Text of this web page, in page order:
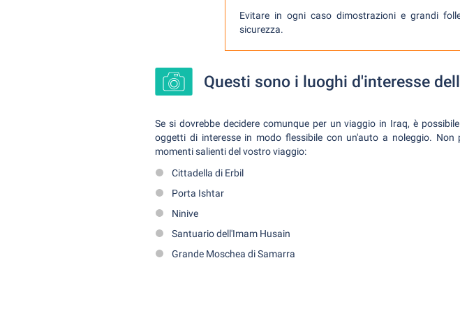
Evitare in ogni caso dimostrazioni e grandi
sicurezza.
Questi sono i luoghi d'interesse
Se si dovrebbe decidere comunque per un viaggio in Iraq, è
oggetti di interesse in modo flessibile con un'auto a noleggio. Non
momenti salienti del vostro viaggio:
Cittadella di Erbil
Porta Ishtar
Ninive
Santuario dell'Imam Husain
Grande Moschea di Samarra